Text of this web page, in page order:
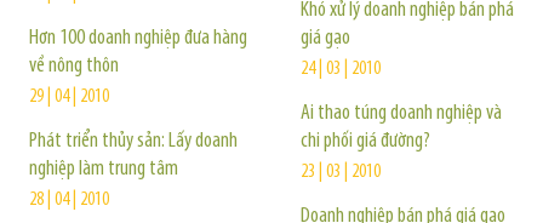
Hơn 100 doanh nghiệp đưa hàng
về nông thôn
29 | 04 | 2010
Phát triển thủy sản: Lấy doanh
nghiệp làm trung tâm
28 | 04 | 2010
Khó xử lý doanh nghiệp bán phá
giá gạo
24 | 03 | 2010
Ai thao túng doanh nghiệp và
chi phối giá đường?
23 | 03 | 2010
Doanh nghiệp bán phá giá gạo